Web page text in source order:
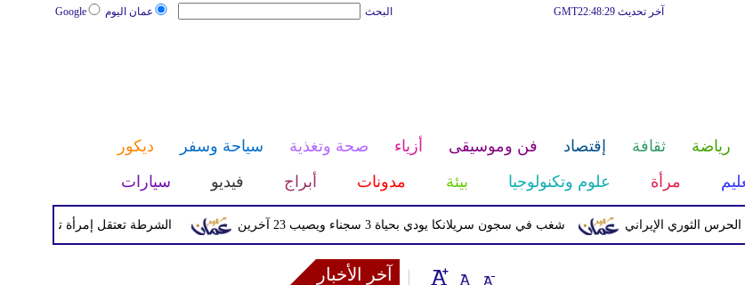
عمان اليوم Google البحث آخر تحديث GMT22:48:29
رياضة ثقافة إقتصاد فن وموسيقى أزياء صحة وتغذية سياحة وسفر
ديكور
مرأة علوم وتكنولوجيا بيئة مدونات أبراج فيديو سيارات
الشرطة تعتقل إمرأة تم القبض عليها شغب في سجون سريلانكا يودي بحياة 3 سجناء ويصيب 23 آخرين الإيراني
آخر الأخبار